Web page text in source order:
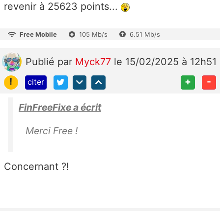
revenir à 25623 points...
Free Mobile 105 Mb/s 6.51 Mb/s
Publié par Myck77 le 15/02/2025 à 12h51
!
citer + -
FinFreeFixe a écrit
Merci Free !
Concernant ?!